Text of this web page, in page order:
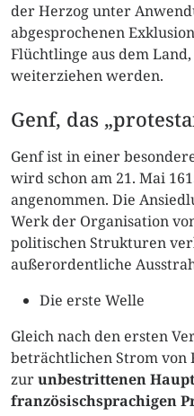
der Herzog unter
abgesprochenen
Flüchtlinge aus dem
weiterziehen werden.
Genf, das
Genf ist in einer
wird schon am 21. Mai
angenommen. Die
Werk der Organisation
politischen Strukturen
außerordentliche
Die erste Welle
Gleich nach den ersten
beträchtlichen Strom von
zurunbestrittenen
französischsprachigen